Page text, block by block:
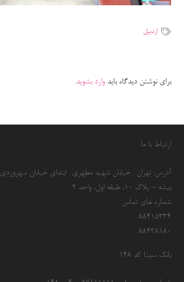
اردبیل
برای نوشتن دیدگاه بایدوارد بشوید.
ارتباط با ما
آدرس: تهران- خیابان شهید مطهری- ابتدای خیابان
بیشه – پلاک 10، طبقه اول، واحد 2
شماره های تماس
۸۸۴۱۵۳۳۴
۸۸۴۳۸۱۸۰
بانک سینا کد ۱۴۸